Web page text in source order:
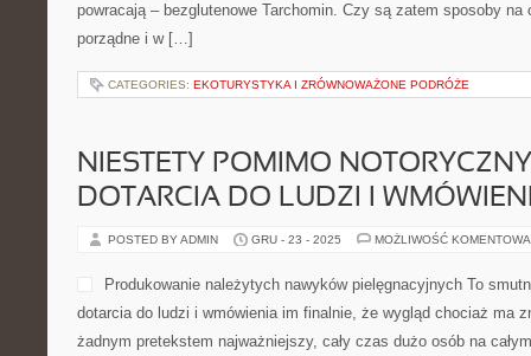
powracają – bezglutenowe Tarchomin. Czy są zatem sposoby na
porządne i w […]
CATEGORIES: EKOTURYSTYKA I ZRÓWNOWAŻONE PODRÓŻE
NIESTETY POMIMO
DOTARCIA DO LUDZI I
POSTED BY ADMIN GRU - 23 - 2025 MOŻLIWOŚĆ
Produkowanie należytych nawyków pielęgnacyjnych To
dotarcia do ludzi i wmówienia im finalnie, że wygląd chociaż ma
żadnym pretekstem najważniejszy, cały czas dużo osób na